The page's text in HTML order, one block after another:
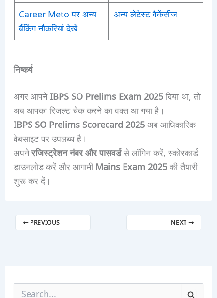
Career Meto पर अन्य
बैंकिंग नौकरियां देखें
अन्य लेटेस्ट वैकेंसीज
निष्कर्ष
अगर आपनेIBPS SO Prelims Exam 2025दिया था, तो
अब आपका रिजल्ट चेक करने का वक्त आ गया है।
IBPS SO Prelims Scorecard 2025अब आधिकारिक
वेबसाइट पर उपलब्ध है।
अपनेरजिस्ट्रेशन नंबर और पासवर्डसे लॉगिन करें, स्कोरकार्ड
डाउनलोड करें और आगामीMains Exam 2025की तैयारी
शुरू कर दें।
PREVIOUS NEXT